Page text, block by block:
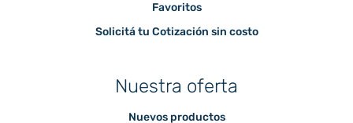
Favoritos
Solicitá tu Cotización sin costo
Nuestra oferta
Nuevos productos